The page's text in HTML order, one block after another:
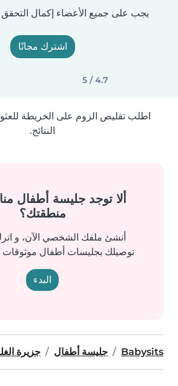
يجب على جميع الأعضاء إكمال التحقق
اشترك مجانًا
4.7 / 5
اطلب تقليص الزوم على الخريطة
النتائج.
ألا توجد جليسة أطفال
منطقتك؟
أنشئ ملفك الشخصي الآن، و
توصيلك بجليسات أطفال
البدء
Babysits جليسة أطفال جزيرة